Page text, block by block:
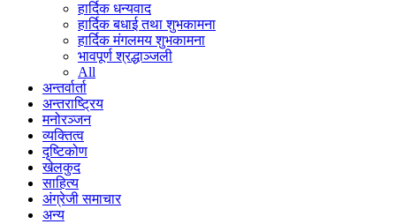
हार्दिक धन्यवाद
हार्दिक बधाई तथा शुभकामना
हार्दिक मंगलमय शुभकामना
भावपूर्ण श्रद्धाञ्जली
All
अन्तर्वार्ता
अन्तराष्ट्रिय
मनोरञ्जन
व्यक्तित्व
दृष्टिकोण
खेलकुद
साहित्य
अंग्रेजी समाचार
अन्य